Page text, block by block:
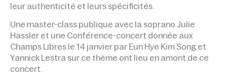
leur authenticité et leurs spécificités.
Une master-class publique avec la soprano Julie
Hassler et une Conférence-concert donnée aux
Champs Libres le 14 janvier par Eun Hye Kim Song et
Yannick Lestra sur ce thème ont lieu en amont de ce
concert.